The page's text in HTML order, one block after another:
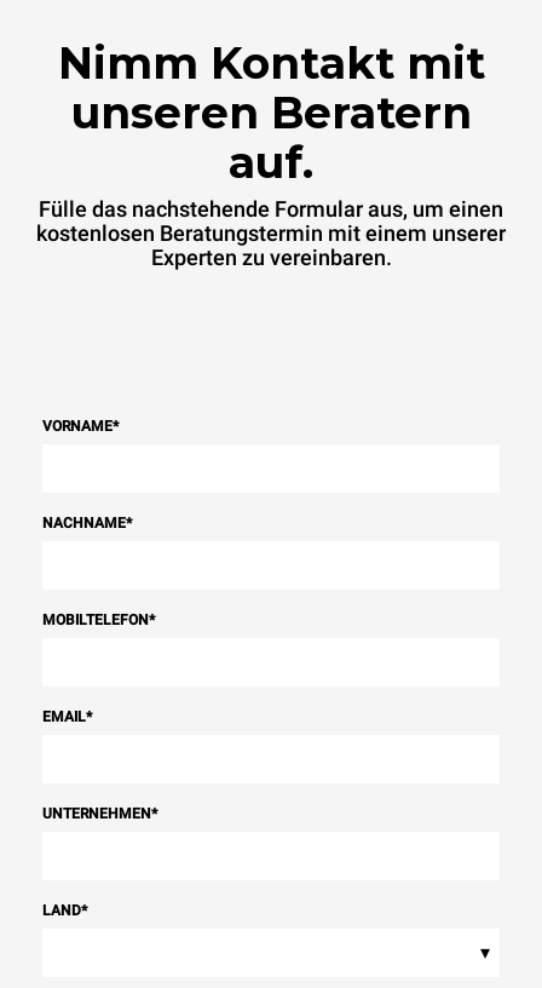
angeschlossen ist. Letztere
können eliminiert werden,
indem man sich dafür
entscheidet, Energie aus
erneuerbaren Quellen zu
kaufen.
Nimm Kontakt mit
unseren Beratern
auf.
Fülle das nachstehende Formular aus, um einen
kostenlosen Beratungstermin mit einem unserer
Experten zu vereinbaren.
VORNAME*
NACHNAME*
MOBILTELEFON*
EMAIL*
UNTERNEHMEN*
LAND*
▾